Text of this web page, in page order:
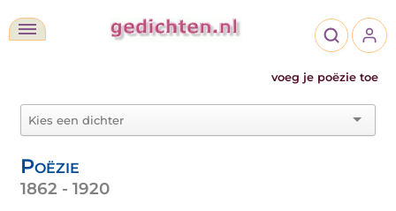
voeg je poëzie toe
Poëzie
1862 - 1920